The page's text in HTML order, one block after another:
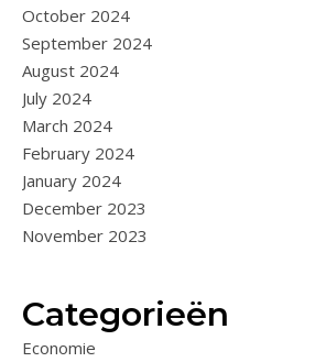
October 2024
September 2024
August 2024
July 2024
March 2024
February 2024
January 2024
December 2023
November 2023
Categorieën
Economie